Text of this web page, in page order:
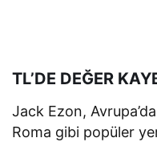
TL’DE DEĞER
Jack Ezon,
Roma gibi popüler